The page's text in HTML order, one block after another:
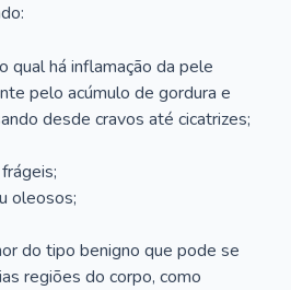
qual há inflamação da pele
pelo acúmulo de gordura e
desde cravos até cicatrizes;
oleosos;
do tipo benigno que pode se
regiões do corpo, como